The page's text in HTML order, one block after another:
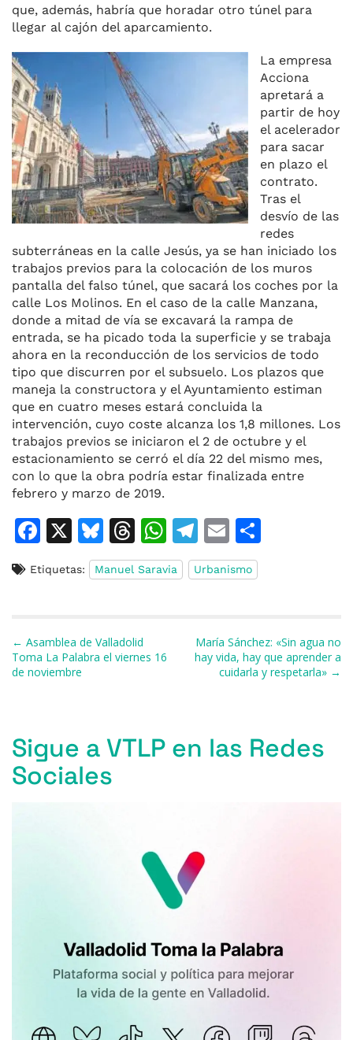
que, además, habría que horadar otro túnel para
llegar al cajón del aparcamiento.
La empresa
Acciona
apretará a
partir de hoy
el acelerador
para sacar
en plazo el
contrato.
Tras el
desvío de las
redes
subterráneas en la calle Jesús, ya se han iniciado los
trabajos previos para la colocación de los muros
pantalla del falso túnel, que sacará los coches por la
calle Los Molinos. En el caso de la calle Manzana,
donde a mitad de vía se excavará la rampa de
entrada, se ha picado toda la superficie y se trabaja
ahora en la reconducción de los servicios de todo
tipo que discurren por el subsuelo. Los plazos que
maneja la constructora y el Ayuntamiento estiman
que en cuatro meses estará concluida la
intervención, cuyo coste alcanza los 1,8 millones. Los
trabajos previos se iniciaron el 2 de octubre y el
estacionamiento se cerró el día 22 del mismo mes,
con lo que la obra podría estar finalizada entre
febrero y marzo de 2019.
F
c
b
o
o
X
Bl
u
e
k
y
T
h
re
d
s
W
h
at
T
el
e
a
m
E
m
ai
ar
ti
r
Etiquetas: Manuel Saravia Urbanismo
Navegación de entradas
← Asamblea de Valladolid
Toma La Palabra el viernes 16
de noviembre
María Sánchez: «Sin agua no
hay vida, hay que aprender a
cuidarla y respetarla» →
Sigue a VTLP en las Redes
Sociales